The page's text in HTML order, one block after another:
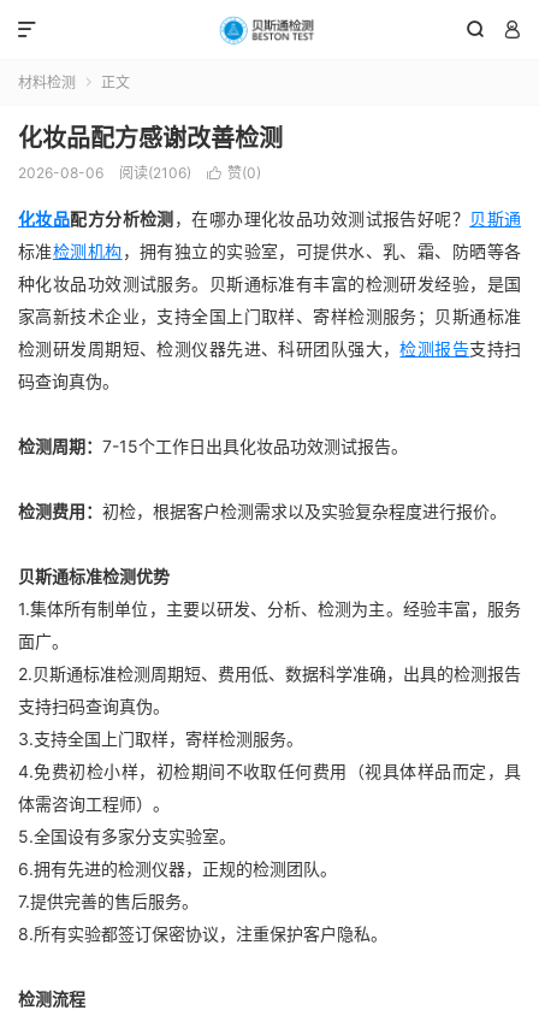
 

材料检测  正文
化妆品配方感谢改善检测
2026-08-06 阅读(2106)  赞(0)
化妆品配方分析检测 ，在哪办理化妆品功效测试报告好呢？ 贝斯通
标准检测机构，拥有独立的实验室，可提供水、乳、霜、防晒等各
种化妆品功效测试服务。贝斯通标准有丰富的检测研发经验，是国
家高新技术企业，支持全国上门取样、寄样检测服务；贝斯通标准
检测研发周期短、检测仪器先进、科研团队强大，检测报告支持扫
码查询真伪。
检测周期： 7-15个工作日出具化妆品功效测试报告。
检测费用： 初检，根据客户检测需求以及实验复杂程度进行报价。
贝斯通标准检测优势
1.集体所有制单位，主要以研发、分析、检测为主。经验丰富，服务
面广。
2.贝斯通标准检测周期短、费用低、数据科学准确，出具的检测报告
支持扫码查询真伪。
3.支持全国上门取样，寄样检测服务。
4.免费初检小样，初检期间不收取任何费用（视具体样品而定，具
体需咨询工程师）。
5.全国设有多家分支实验室。
6.拥有先进的检测仪器，正规的检测团队。
7.提供完善的售后服务。
8.所有实验都签订保密协议，注重保护客户隐私。
检测流程